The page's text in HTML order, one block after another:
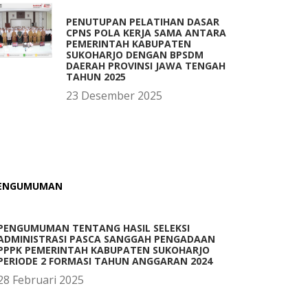
PENUTUPAN PELATIHAN DASAR
CPNS POLA KERJA SAMA ANTARA
PEMERINTAH KABUPATEN
SUKOHARJO DENGAN BPSDM
DAERAH PROVINSI JAWA TENGAH
TAHUN 2025
23 Desember 2025
TENTANG HASIL SELEKSI
PASCA SANGGAH PENGADAAN
PEMERINTAH KABUPATEN SUKOHARJO
2 FORMASI TAHUN ANGGARAN 2024
Februari 2025